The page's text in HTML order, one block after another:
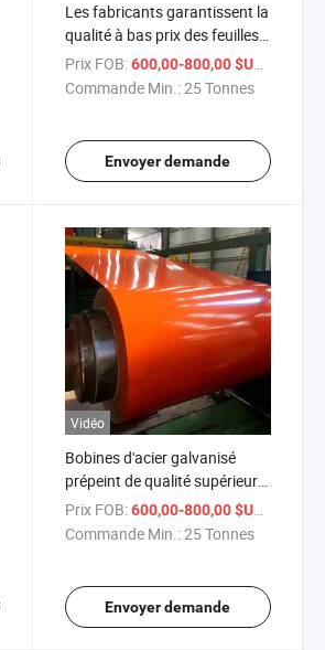
Les fabricants garantissent la
qualité à bas prix des feuilles
d'acier galvanisé prépeint en
bobine
Prix FOB: 600,00-800,00 $US
Commande Min.:25 Tonnes
Envoyer demande
Vidéo
Bobines d'acier galvanisé
prépeint de qualité supérieure
Ral
Prix FOB: 600,00-800,00 $US
Commande Min.:25 Tonnes
Envoyer demande